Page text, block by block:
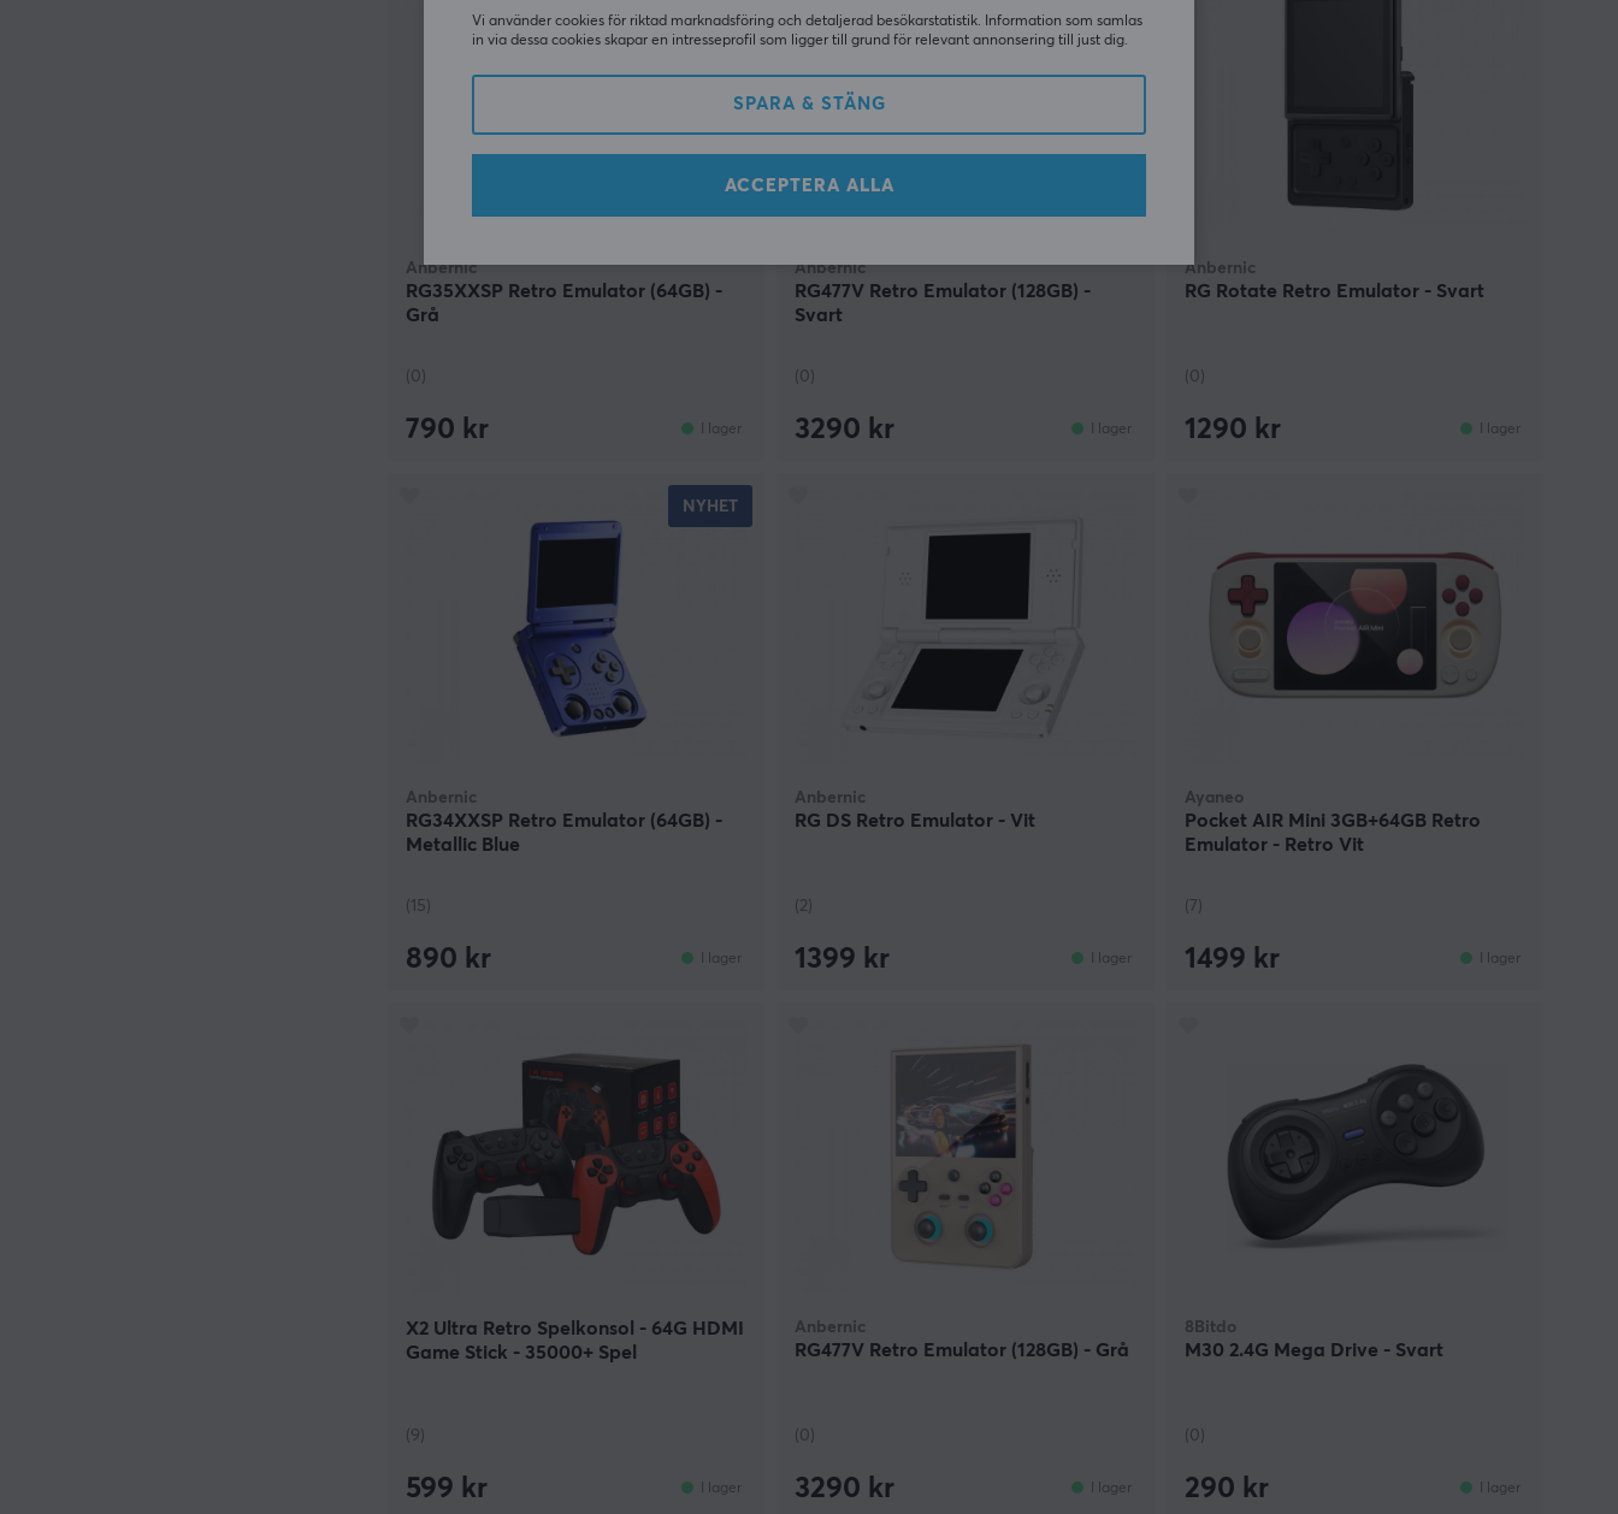
Anbernic
RG35XXSP Retro Emulator (64GB) -
Grå
(0)
790 kr I lager
Anbernic
RG477V Retro Emulator (128GB) -
Svart
(0)
3290 kr I lager
Anbernic
RG Rotate Retro Emulator - Svart
(0)
1290 kr I lager
NYHET
Anbernic
RG34XXSP Retro Emulator (64GB) -
Metallic Blue
(15)
890 kr I lager
Anbernic
RG DS Retro Emulator - Vit
(2)
1399 kr I lager
Ayaneo
Pocket AIR Mini 3GB+64GB Retro
Emulator - Retro Vit
(7)
1499 kr I lager
X2 Ultra Retro Spelkonsol - 64G HDMI
Game Stick - 35000+ Spel
(9)
599 kr I lager
Anbernic
RG477V Retro Emulator (128GB) - Grå
(0)
3290 kr I lager
8Bitdo
M30 2.4G Mega Drive - Svart
(0)
290 kr I lager
Vi använder cookies för riktad marknadsföring och detaljerad besökarstatistik. Information som samlas
in via dessa cookies skapar en intresseprofil som ligger till grund för relevant annonsering till just dig.
SPARA & STÄNG
ACCEPTERA ALLA